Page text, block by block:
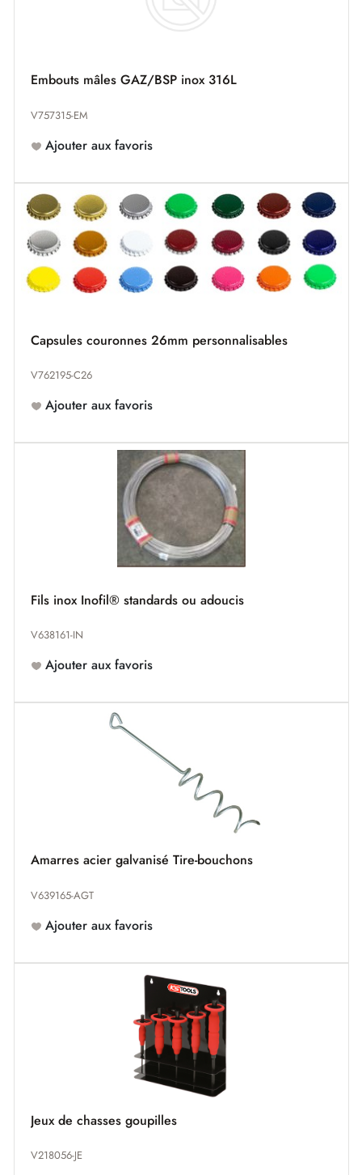
Embouts mâles GAZ/BSP inox 316L
V757315-EM
Ajouter aux favoris
Capsules couronnes 26mm personnalisables
V762195-C26
Ajouter aux favoris
Fils inox Inofil® standards ou adoucis
V638161-IN
Ajouter aux favoris
Amarres acier galvanisé Tire-bouchons
V639165-AGT
Ajouter aux favoris
Jeux de chasses goupilles
V218056-JE